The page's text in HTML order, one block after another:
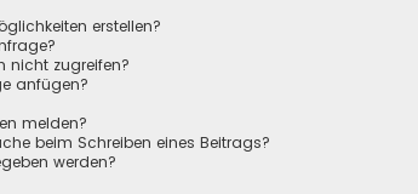
erstellen?
nicht zugreifen?
anfügen?
melden?
beim Schreiben eines Beitrags?
werden?